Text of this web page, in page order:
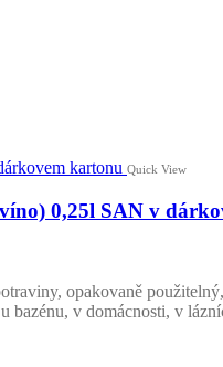
Quick View
0,25l SAN v
opakovaně
bazénu, v domácnosti, v